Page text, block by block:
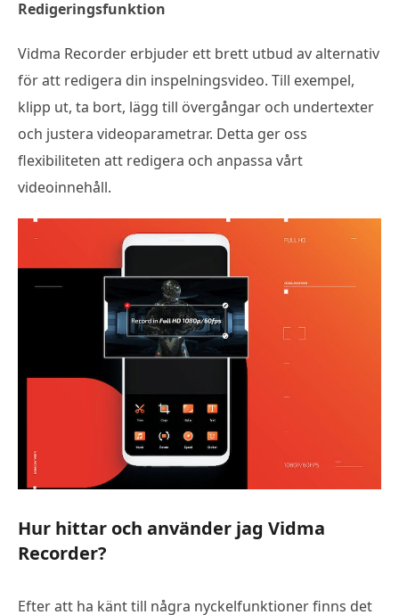
Redigeringsfunktion
Vidma Recorder erbjuder ett brett utbud av alternativ
för att redigera din inspelningsvideo. Till exempel,
klipp ut, ta bort, lägg till övergångar och undertexter
och justera videoparametrar. Detta ger oss
flexibiliteten att redigera och anpassa vårt
videoinnehåll.
Hur hittar och använder jag Vidma
Recorder?
Efter att ha känt till några nyckelfunktioner finns det